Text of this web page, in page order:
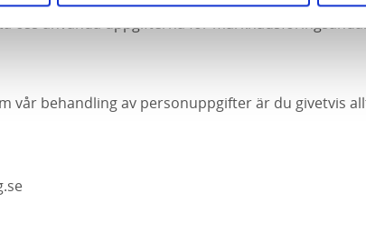
oss använda uppgifterna för
vår behandling av personuppgifter är du givetvis